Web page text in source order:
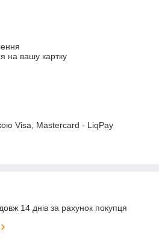
на вашу картку
Visa, Mastercard - LiqPay
14 днів за рахунок покупця